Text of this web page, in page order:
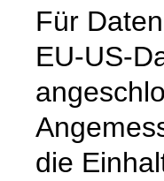
Für
EU-US-
die